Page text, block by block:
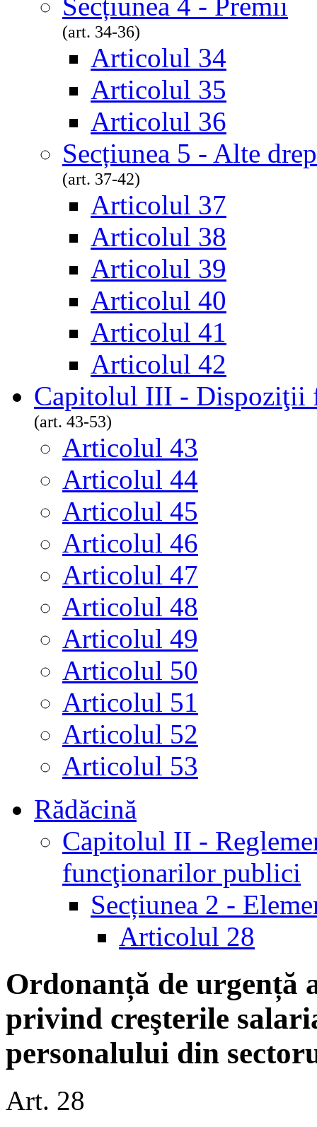
(art. 34-36)
Articolul 34
Articolul 35
Articolul 36
Secțiunea 5 - Alte
(art. 37-42)
Articolul 37
Articolul 38
Articolul 39
Articolul 40
Articolul 41
Articolul 42
Capitolul III - Dispoziţii
(art. 43-53)
Articolul 43
Articolul 44
Articolul 45
Articolul 46
Articolul 47
Articolul 48
Articolul 49
Articolul 50
Articolul 51
Articolul 52
Articolul 53
Rădăcină
Capitolul II -
funcţionarilor publici
Secțiunea 2 -
Articolul 28
Ordonanță de urgență
privind creşterile
personalului din
Art. 28